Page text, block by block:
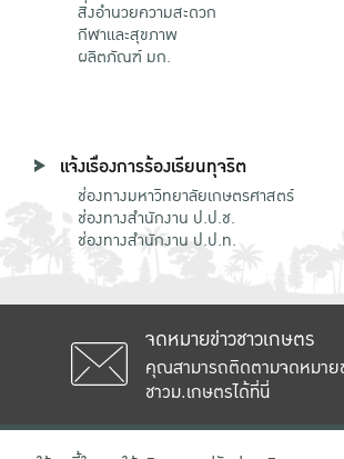
สิ่งอำนวยความสะดวก
กีฬาและสุขภาพ
ผลิตภัณฑ์ มก.
แจ้งเรื่องการร้องเรียนทุจริต
ช่องทางมหาวิทยาลัยเกษตรศาสตร์
ช่องทางสำนักงาน ป.ป.ช.
ช่องทางสำนักงาน ป.ป.ท.
จดหมายข่าวชาวเกษตร
คุณสามารถติดตามจดหมาย
ชาวม.เกษตรได้ที่นี่